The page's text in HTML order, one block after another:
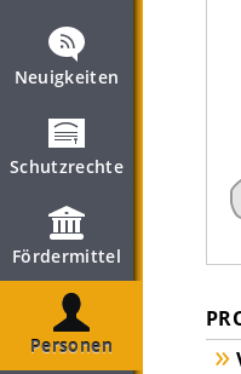
Neuigkeiten
Schutzrechte
Fördermittel
Personen